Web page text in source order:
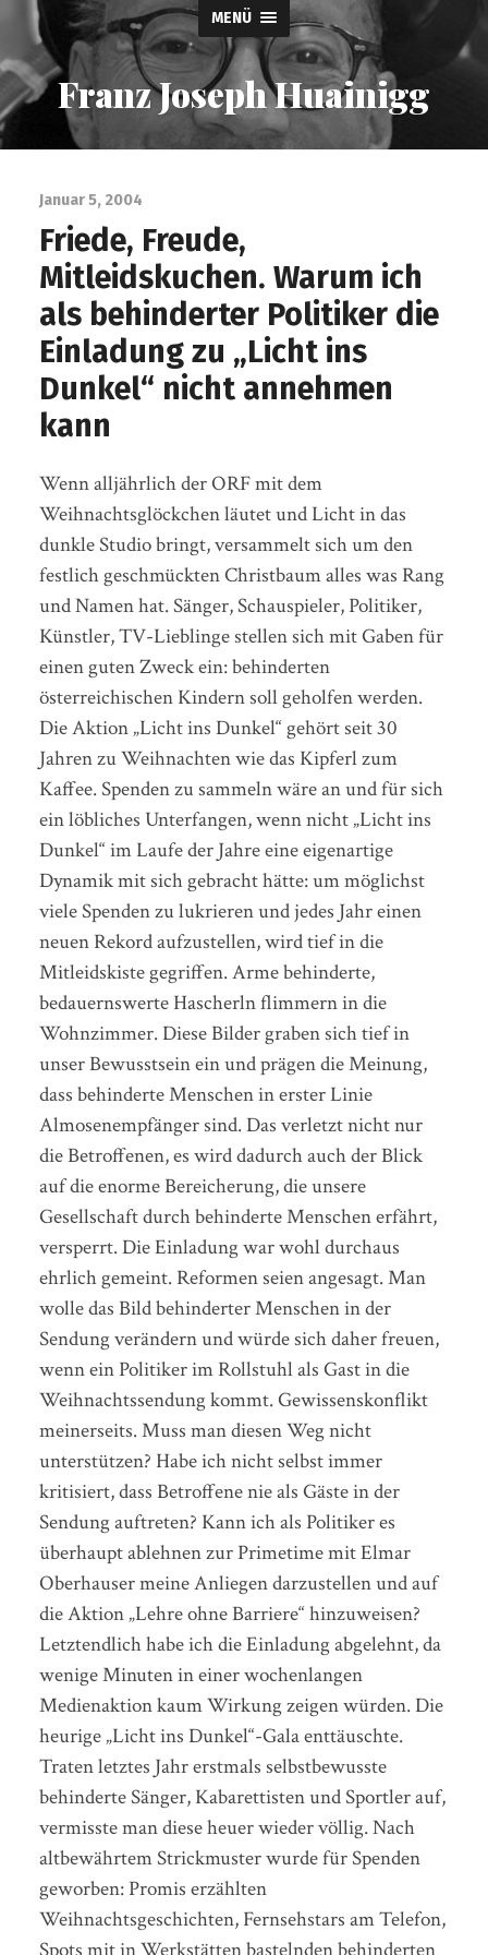
MENÜ
Franz Joseph Huainigg
Januar 5, 2004
Friede, Freude,
Mitleidskuchen. Warum ich
als behinderter Politiker die
Einladung zu „Licht ins
Dunkel“ nicht annehmen
kann
Wenn alljährlich der ORF mit dem
Weihnachtsglöckchen läutet und Licht in das
dunkle Studio bringt, versammelt sich um den
festlich geschmückten Christbaum alles was Rang
und Namen hat. Sänger, Schauspieler, Politiker,
Künstler, TV-Lieblinge stellen sich mit Gaben für
einen guten Zweck ein: behinderten
österreichischen Kindern soll geholfen werden.
Die Aktion „Licht ins Dunkel“ gehört seit 30
Jahren zu Weihnachten wie das Kipferl zum
Kaffee. Spenden zu sammeln wäre an und für sich
ein löbliches Unterfangen, wenn nicht „Licht ins
Dunkel“ im Laufe der Jahre eine eigenartige
Dynamik mit sich gebracht hätte: um möglichst
viele Spenden zu lukrieren und jedes Jahr einen
neuen Rekord aufzustellen, wird tief in die
Mitleidskiste gegriffen. Arme behinderte,
bedauernswerte Hascherln flimmern in die
Wohnzimmer. Diese Bilder graben sich tief in
unser Bewusstsein ein und prägen die Meinung,
dass behinderte Menschen in erster Linie
Almosenempfänger sind. Das verletzt nicht nur
die Betroffenen, es wird dadurch auch der Blick
auf die enorme Bereicherung, die unsere
Gesellschaft durch behinderte Menschen erfährt,
versperrt. Die Einladung war wohl durchaus
ehrlich gemeint. Reformen seien angesagt. Man
wolle das Bild behinderter Menschen in der
Sendung verändern und würde sich daher freuen,
wenn ein Politiker im Rollstuhl als Gast in die
Weihnachtssendung kommt. Gewissenskonflikt
meinerseits. Muss man diesen Weg nicht
unterstützen? Habe ich nicht selbst immer
kritisiert, dass Betroffene nie als Gäste in der
Sendung auftreten? Kann ich als Politiker es
überhaupt ablehnen zur Primetime mit Elmar
Oberhauser meine Anliegen darzustellen und auf
die Aktion „Lehre ohne Barriere“ hinzuweisen?
Letztendlich habe ich die Einladung abgelehnt, da
wenige Minuten in einer wochenlangen
Medienaktion kaum Wirkung zeigen würden. Die
heurige „Licht ins Dunkel“-Gala enttäuschte.
Traten letztes Jahr erstmals selbstbewusste
behinderte Sänger, Kabarettisten und Sportler auf,
vermisste man diese heuer wieder völlig. Nach
altbewährtem Strickmuster wurde für Spenden
geworben: Promis erzählten
Weihnachtsgeschichten, Fernsehstars am Telefon,